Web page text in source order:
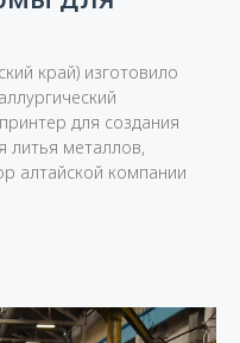
край) изготовило
для создания
металлов,
алтайской компании